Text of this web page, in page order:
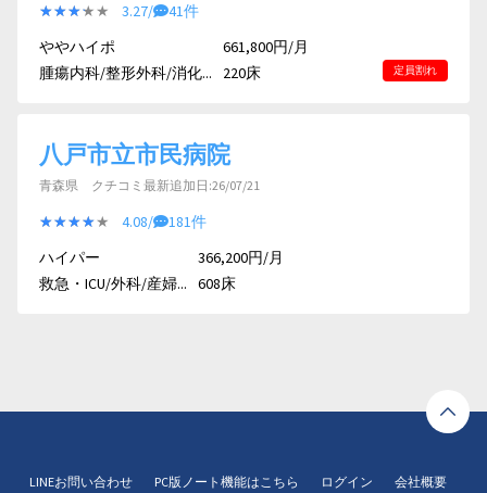
★★★★★
★★★★★ 3.27/
41件
ややハイポ
腫瘍内科/整形外科/消化...
661,800円/月
220床
定員割れ
八戸市立市民病院
青森県 クチコミ最新追加日:26/07/21
★★★★★
★★★★★ 4.08/
181件
ハイパー
救急・ICU/外科/産婦...
366,200円/月
608床
LINEお問い合わせ PC版ノート機能はこちら ログイン 会社概要